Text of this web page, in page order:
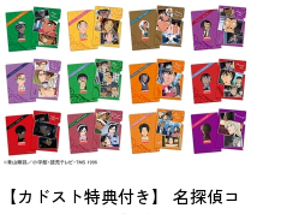
【カドスト特典付き】 名探偵コ